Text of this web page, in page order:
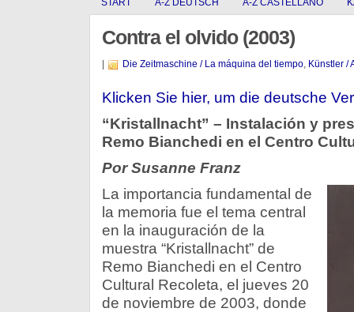
START A-Z DEUTSCH A-Z CASTELLANO
Contra el olvido (2003)
Die Zeitmaschine / La máquina del tiempo, Künstler /
Klicken Sie hier, um die deutsche
“Kristallnacht” – Instalación y
Remo Bianchedi en el Centro
Por Susanne Franz
La importancia fundamental de
la memoria fue el tema central
en la inauguración de la
muestra “Kristallnacht” de
Remo Bianchedi en el Centro
Cultural Recoleta, el jueves 20
de noviembre de 2003, donde